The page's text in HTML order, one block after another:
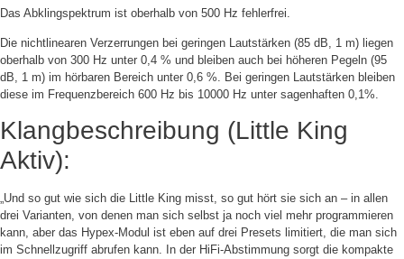
Das Abklingspektrum ist oberhalb von 500 Hz fehlerfrei.
Die nichtlinearen Verzerrungen bei geringen Lautstärken (85 dB, 1 m) liegen
oberhalb von 300 Hz unter 0,4 % und bleiben auch bei höheren Pegeln (95
dB, 1 m) im hörbaren Bereich unter 0,6 %. Bei geringen Lautstärken bleiben
diese im Frequenzbereich 600 Hz bis 10000 Hz unter sagenhaften 0,1%.
Klangbeschreibung (Little King
Aktiv):
„Und so gut wie sich die Little King misst, so gut hört sie sich an – in allen
drei Varianten, von denen man sich selbst ja noch viel mehr programmieren
kann, aber das Hypex-Modul ist eben auf drei Presets limitiert, die man sich
im Schnellzugriff abrufen kann. In der HiFi-Abstimmung sorgt die kompakte